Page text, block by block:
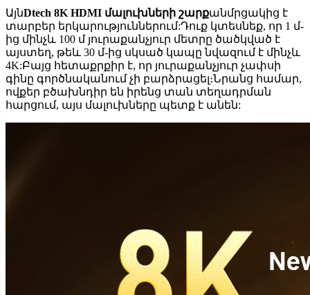
ԱյնDtech 8K HDMI մալուխների շարքանմրցակից է
տարբեր երկարություններում:Դուք կտեսնեք, որ 1 մ-
ից մինչև 100 մ յուրաքանչյուր մետրը ծածկված է
այստեղ, թեև 30 մ-ից սկսած կապը նվազում է մինչև
4K:Բայց հետաքրքիր է, որ յուրաքանչյուր չափսի
գինը գործնականում չի բարձրացել։Նրանց համար,
ովքեր բծախնդիր են իրենց տան տեղադրման
հարցում, այս մալուխները պետք է անեն: